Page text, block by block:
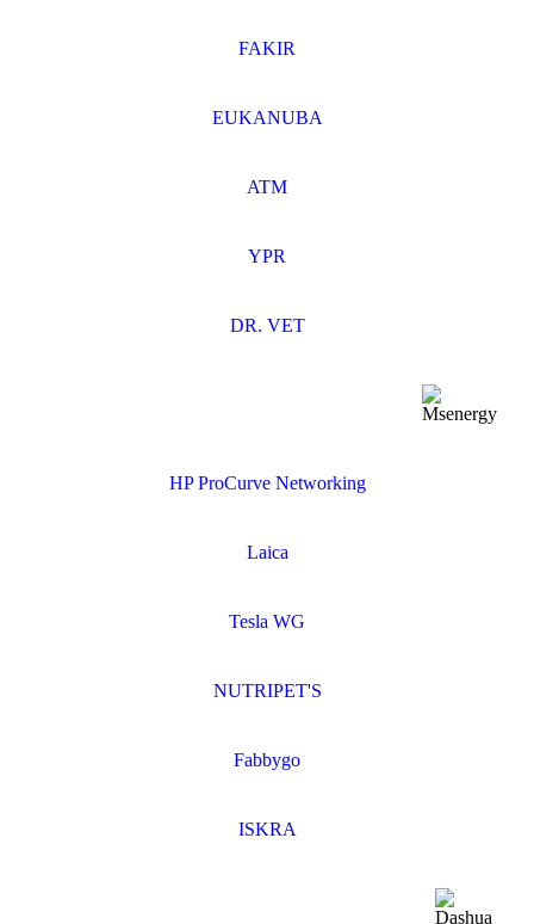
FAKIR
EUKANUBA
ATM
YPR
DR. VET
HP ProCurve Networking
Laica
Tesla WG
NUTRIPET'S
Fabbygo
ISKRA